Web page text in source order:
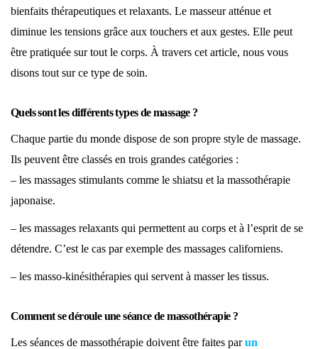
bienfaits thérapeutiques et relaxants. Le masseur atténue et
diminue les tensions grâce aux touchers et aux gestes. Elle peut
être pratiquée sur tout le corps. À travers cet article, nous vous
disons tout sur ce type de soin.
Quels sont les différents types de massage ?
Chaque partie du monde dispose de son propre style de massage.
Ils peuvent être classés en trois grandes catégories :
– les massages stimulants comme le shiatsu et la massothérapie
japonaise.
– les massages relaxants qui permettent au corps et à l’esprit de se
détendre. C’est le cas par exemple des massages californiens.
– les masso-kinésithérapies qui servent à masser les tissus.
Comment se déroule une séance de massothérapie ?
Les séances de massothérapie doivent être faites parun